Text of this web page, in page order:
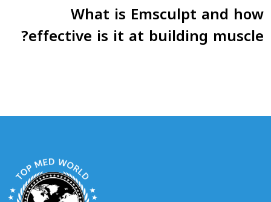
What is Emsculpt and how
effective is it at building muscle?